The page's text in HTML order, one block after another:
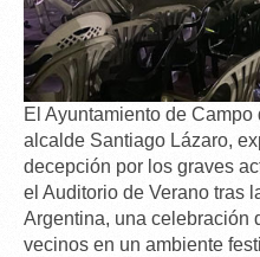
El Ayuntamiento de
alcalde Santiago Lázaro,
decepción por los graves
el Auditorio de Verano tras
Argentina, una celebración
vecinos en un ambiente